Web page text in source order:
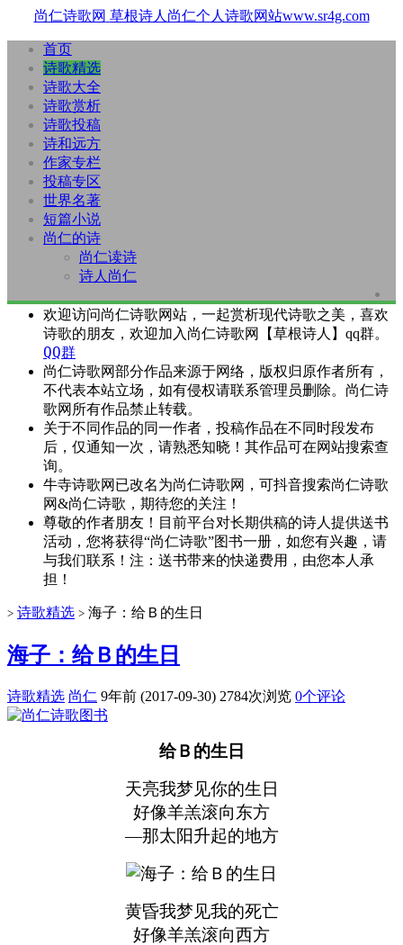
尚仁诗歌网 草根诗人尚仁个人诗歌网站www.sr4g.com
首页
诗歌精选
诗歌大全
诗歌赏析
诗歌投稿
诗和远方
作家专栏
投稿专区
世界名著
短篇小说
尚仁的诗
尚仁读诗
诗人尚仁
欢迎访问尚仁诗歌网站，一起赏析现代诗歌之美，喜欢
诗歌的朋友，欢迎加入尚仁诗歌网【草根诗人】qq群。
QQ群
尚仁诗歌网部分作品来源于网络，版权归原作者所有，
不代表本站立场，如有侵权请联系管理员删除。尚仁诗
歌网所有作品禁止转载。
关于不同作品的同一作者，投稿作品在不同时段发布
后，仅通知一次，请熟悉知晓！其作品可在网站搜索查
询。
牛寺诗歌网已改名为尚仁诗歌网，可抖音搜索尚仁诗歌
网&尚仁诗歌，期待您的关注！
尊敬的作者朋友！目前平台对长期供稿的诗人提供送书
活动，您将获得“尚仁诗歌”图书一册，如您有兴趣，请
与我们联系！注：送书带来的快递费用，由您本人承
担！
> 诗歌精选 > 海子：给Ｂ的生日
海子：给Ｂ的生日
诗歌精选 尚仁 9年前 (2017-09-30) 2784次浏览 0个评论
给Ｂ的生日
天亮我梦见你的生日
好像羊羔滚向东方
—那太阳升起的地方
黄昏我梦见我的死亡
好像羊羔滚向西方